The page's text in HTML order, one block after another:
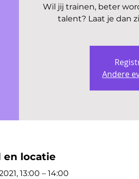
Wil jij trainen, beter
talent? Laat je dan
Andere
en locatie
13:00 – 14:00